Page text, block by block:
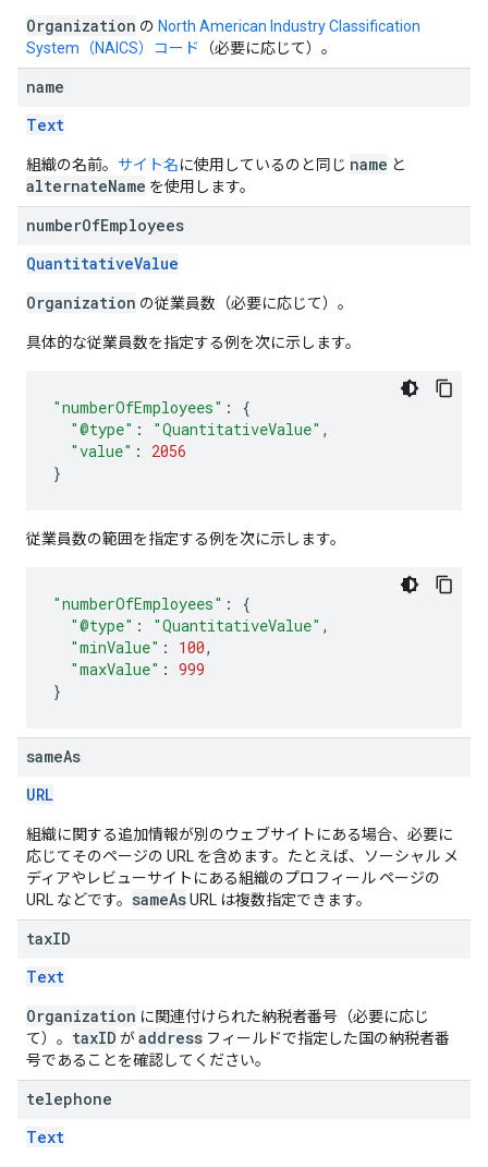
Organization の North American Industry Classification
System（NAICS）コード （必要に応じて）。
name
Text
組織の名前。 サイト名に使用しているのと同じ name と
alternateName を使用します。
numberOfEmployees
QuantitativeValue
Organization の従業員数（必要に応じて）。
具体的な従業員数を指定する例を次に示します。
"numberOfEmployees" :
{
"@type" : "QuantitativeValue" ,
"value" :
2056
}
従業員数の範囲を指定する例を次に示します。
"numberOfEmployees" :
{
"@type" : "QuantitativeValue" ,
"minValue" : 100,
"maxValue" : 999
}
sameAs
URL
組織に関する追加情報が別のウェブサイトにある場合、必要に
応じてそのページの URL を含めます。たとえば、ソーシャル メ
ディアやレビューサイトにある組織のプロフィール ページの
URL などです。 sameAsURL は複数指定できます。
taxID
Text
Organization に関連付けられた納税者番号（必要に応じ
て）。 taxID がaddress フィールドで指定した国の納税者番
号であることを確認してください。
telephone
Text